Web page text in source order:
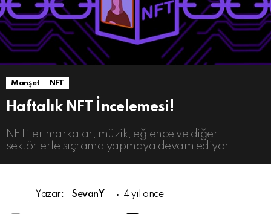
Manşet NFT
Haftalık NFT İncelemesi!
NFT’ler markalar, müzik, eğlence ve diğer
sektörlerle sıçrama yapmaya devam ediyor.
Yazar: SevanY 4 yıl önce